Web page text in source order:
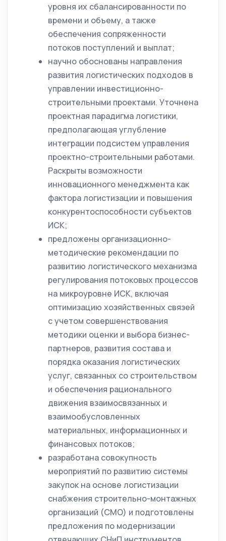
уровня их сбалансированности по
времени и объему, а также
обеспечения сопряженности
потоков поступлений и выплат;
научно обоснованы направления
развития логистических подходов в
управлении инвестиционно-
строительными проектами. Уточнена
проектная парадигма логистики,
предполагающая углубление
интеграции подсистем управления
проектно-строительными работами.
Раскрыты возможности
инновационного менеджмента как
фактора логистизации и повышения
конкурентоспособности субъектов
ИСК;
предложены организационно-
методические рекомендации по
развитию логистического механизма
регулирования потоковых процессов
на микроуровне ИСК, включая
оптимизацию хозяйственных связей
с учетом совершенствования
методики оценки и выбора бизнес-
партнеров, развития состава и
порядка оказания логистических
услуг, связанных со строительством
и обеспечения рационального
движения взаимосвязанных и
взаимообусловленных
материальных, информационных и
финансовых потоков;
разработана совокупность
мероприятий по развитию системы
закупок на основе логистизации
снабжения строительно-монтажных
организаций (СМО) и подготовлены
предложения по модернизации